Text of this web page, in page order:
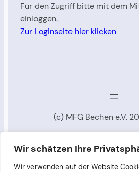
Wir schätzen Ihre
Wir verwenden auf der Website
Für den Zugriff bitte mit dem
einloggen.
Zur Loginseite hier klicken
(c) MFG Bechen e.V.